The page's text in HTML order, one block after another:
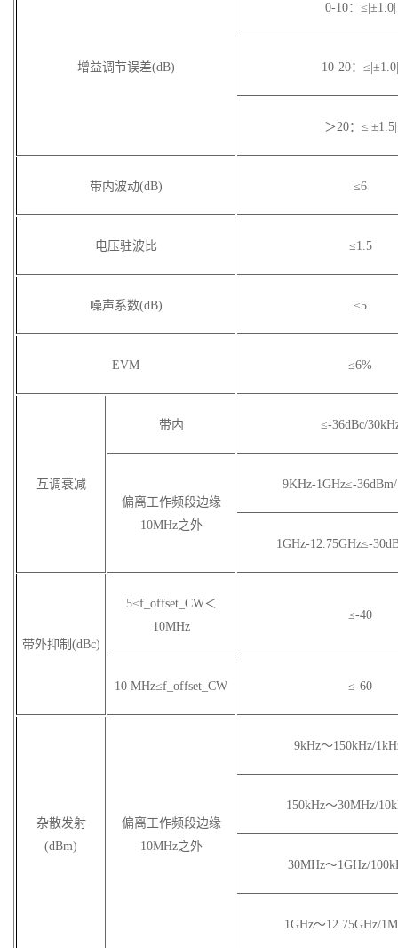
增益调节误差(dB)
0-10：≤|±1.0|
10-20：≤|±1.0|
＞20：≤|±1.5|
带内波动(dB) ≤6
电压驻波比 ≤1.5
噪声系数(dB) ≤5
EVM ≤6%
互调衰减
带内 ≤-36dBc/
偏离工作频段边缘
10MHz之外
9KHz-1GHz≤-
1GHz-12.75GHz≤-
带外抑制(dBc)
5≤f_offset_CW＜
10MHz
≤-40
10 MHz≤f_offset_CW ≤-60
杂散发射
(dBm)
偏离工作频段边缘
10MHz之外
9kHz～150kHz/
150kHz～30MHz/
30MHz～1GHz/
1GHz～12.75GHz/